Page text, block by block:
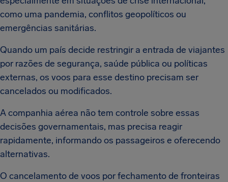
como uma pandemia, conflitos geopolíticos ou
emergências sanitárias.
Quando um país decide restringir a entrada de viajantes
por razões de segurança, saúde pública ou políticas
externas, os voos para esse destino precisam ser
cancelados ou modificados.
A companhia aérea não tem controle sobre essas
decisões governamentais, mas precisa reagir
rapidamente, informando os passageiros e oferecendo
alternativas.
O cancelamento de voos por fechamento de fronteiras